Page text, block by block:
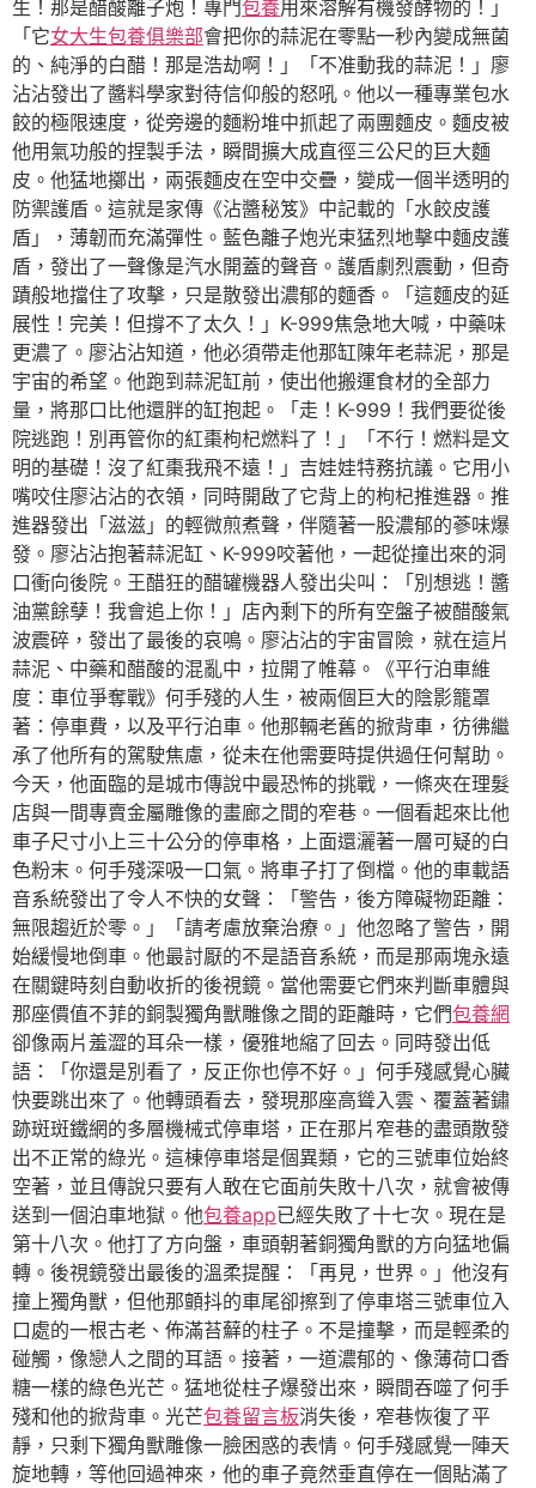
生！那是醋酸離子炮！專門包養用來溶解有機發酵物的！」
「它女大生包養俱樂部會把你的蒜泥在零點一秒內變成無菌
的、純淨的白醋！那是浩劫啊！」「不准動我的蒜泥！」廖
沾沾發出了醬料學家對待信仰般的怒吼。他以一種專業包水
餃的極限速度，從旁邊的麵粉堆中抓起了兩團麵皮。麵皮被
他用氣功般的捏製手法，瞬間擴大成直徑三公尺的巨大麵
皮。他猛地擲出，兩張麵皮在空中交疊，變成一個半透明的
防禦護盾。這就是家傳《沾醬秘笈》中記載的「水餃皮護
盾」，薄韌而充滿彈性。藍色離子炮光束猛烈地擊中麵皮護
盾，發出了一聲像是汽水開蓋的聲音。護盾劇烈震動，但奇
蹟般地擋住了攻擊，只是散發出濃郁的麵香。「這麵皮的延
展性！完美！但撐不了太久！」K-999焦急地大喊，中藥味
更濃了。廖沾沾知道，他必須帶走他那缸陳年老蒜泥，那是
宇宙的希望。他跑到蒜泥缸前，使出他搬運食材的全部力
量，將那口比他還胖的缸抱起。「走！K-999！我們要從後
院逃跑！別再管你的紅棗枸杞燃料了！」「不行！燃料是文
明的基礎！沒了紅棗我飛不遠！」吉娃娃特務抗議。它用小
嘴咬住廖沾沾的衣領，同時開啟了它背上的枸杞推進器。推
進器發出「滋滋」的輕微煎煮聲，伴隨著一股濃郁的蔘味爆
發。廖沾沾抱著蒜泥缸、K-999咬著他，一起從撞出來的洞
口衝向後院。王醋狂的醋罐機器人發出尖叫：「別想逃！醬
油黨餘孽！我會追上你！」店內剩下的所有空盤子被醋酸氣
波震碎，發出了最後的哀鳴。廖沾沾的宇宙冒險，就在這片
蒜泥、中藥和醋酸的混亂中，拉開了帷幕。《平行泊車維
度：車位爭奪戰》何手殘的人生，被兩個巨大的陰影籠罩
著：停車費，以及平行泊車。他那輛老舊的掀背車，彷彿繼
承了他所有的駕駛焦慮，從未在他需要時提供過任何幫助。
今天，他面臨的是城市傳說中最恐怖的挑戰，一條夾在理髮
店與一間專賣金屬雕像的畫廊之間的窄巷。一個看起來比他
車子尺寸小上三十公分的停車格，上面還灑著一層可疑的白
色粉末。何手殘深吸一口氣。將車子打了倒檔。他的車載語
音系統發出了令人不快的女聲：「警告，後方障礙物距離：
無限趨近於零。」「請考慮放棄治療。」他忽略了警告，開
始緩慢地倒車。他最討厭的不是語音系統，而是那兩塊永遠
在關鍵時刻自動收折的後視鏡。當他需要它們來判斷車體與
那座價值不菲的銅製獨角獸雕像之間的距離時，它們包養網
卻像兩片羞澀的耳朵一樣，優雅地縮了回去。同時發出低
語：「你還是別看了，反正你也停不好。」何手殘感覺心臟
快要跳出來了。他轉頭看去，發現那座高聳入雲、覆蓋著鏽
跡斑斑鐵網的多層機械式停車塔，正在那片窄巷的盡頭散發
出不正常的綠光。這棟停車塔是個異類，它的三號車位始終
空著，並且傳說只要有人敢在它面前失敗十八次，就會被傳
送到一個泊車地獄。他包養app已經失敗了十七次。現在是
第十八次。他打了方向盤，車頭朝著銅獨角獸的方向猛地偏
轉。後視鏡發出最後的溫柔提醒：「再見，世界。」他沒有
撞上獨角獸，但他那顫抖的車尾卻擦到了停車塔三號車位入
口處的一根古老、佈滿苔蘚的柱子。不是撞擊，而是輕柔的
碰觸，像戀人之間的耳語。接著，一道濃郁的、像薄荷口香
糖一樣的綠色光芒。猛地從柱子爆發出來，瞬間吞噬了何手
殘和他的掀背車。光芒包養留言板消失後，窄巷恢復了平
靜，只剩下獨角獸雕像一臉困惑的表情。何手殘感覺一陣天
旋地轉，等他回過神來，他的車子竟然垂直停在一個貼滿了